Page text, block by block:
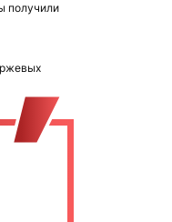
получили